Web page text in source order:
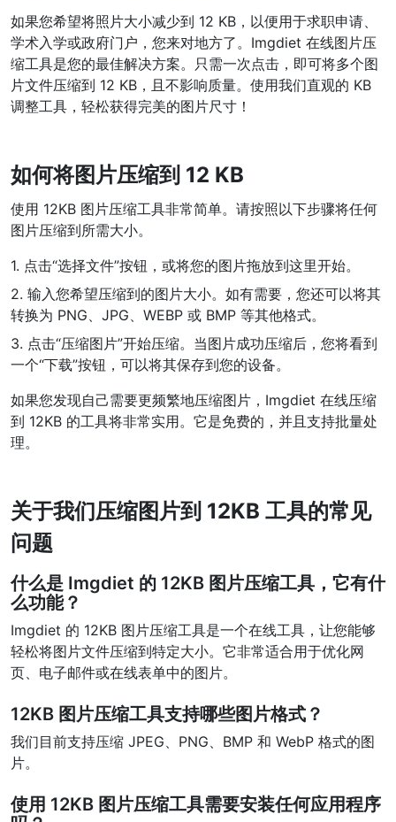
在线将多张个WEBP图片转换为JPG
WEBP 转 PNG
在线将多个EBP图像转换为PNG
转换CR2、CR3、NEF、ARW、ORF、PEF、RAF、RAW转换为JPG
格式
PDF工具
JPG 转 PDF New
将JPG图像转换为PDF文件
设置方向、边距、页面大小，并将多个图像合并到一个PDF或单独的
文件中
PDF 转 JPG New
在几秒钟内将PDF转换为高质量的JPG、PNG或Webp图像
PDF 拆分 New
我们的PDF拆分器允许您将PDF中的选定页面拆分为单个文件
提取PDF中图片 New
在几秒钟内从PDF文档中获取所有图像
删除PDF页数 New
从PDF文档中删除指定页面
更多工具
如果您希望将照片大小减少到 12 KB，以便用于求职申请、
学术入学或政府门户，您来对地方了。Imgdiet 在线图片压
缩工具是您的最佳解决方案。只需一次点击，即可将多个图
片文件压缩到 12 KB，且不影响质量。使用我们直观的 KB
调整工具，轻松获得完美的图片尺寸！
如何将图片压缩到 12 KB
使用 12KB 图片压缩工具非常简单。请按照以下步骤将任何
图片压缩到所需大小。
1. 点击“选择文件”按钮，或将您的图片拖放到这里开始。
2. 输入您希望压缩到的图片大小。如有需要，您还可以将其
转换为 PNG、JPG、WEBP 或 BMP 等其他格式。
3. 点击“压缩图片”开始压缩。当图片成功压缩后，您将看到
一个“下载”按钮，可以将其保存到您的设备。
如果您发现自己需要更频繁地压缩图片，Imgdiet 在线压缩
到 12KB 的工具将非常实用。它是免费的，并且支持批量处
理。
关于我们压缩图片到 12KB 工具的常见
问题
什么是 Imgdiet 的 12KB 图片压缩工具，它有什
么功能？
Imgdiet 的 12KB 图片压缩工具是一个在线工具，让您能够
轻松将图片文件压缩到特定大小。它非常适合用于优化网
页、电子邮件或在线表单中的图片。
12KB 图片压缩工具支持哪些图片格式？
我们目前支持压缩 JPEG、PNG、BMP 和 WebP 格式的图
片。
使用 12KB 图片压缩工具需要安装任何应用程序